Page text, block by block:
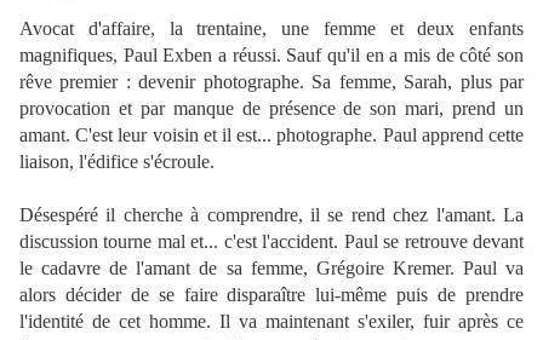
Avocat d'affaire, la trentaine, une femme et deux enfants
magnifiques, Paul Exben a réussi. Sauf qu'il en a mis de côté son
rêve premier : devenir photographe. Sa femme, Sarah, plus par
provocation et par manque de présence de son mari, prend un
amant. C'est leur voisin et il est... photographe. Paul apprend cette
liaison, l'édifice s'écroule.
Désespéré il cherche à comprendre, il se rend chez l'amant. La
discussion tourne mal et... c'est l'accident. Paul se retrouve devant
le cadavre de l'amant de sa femme, Grégoire Kremer. Paul va
alors décider de se faire disparaître lui-même puis de prendre
l'identité de cet homme. Il va maintenant s'exiler, fuir après ce